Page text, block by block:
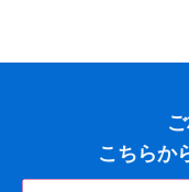
こちらか